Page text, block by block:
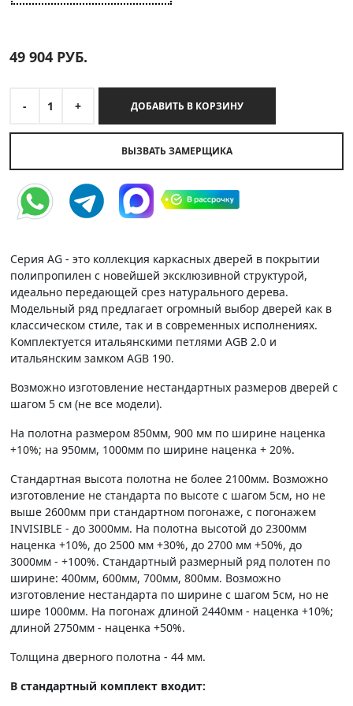
49 904 РУБ.
- 1 + ДОБАВИТЬ В КОРЗИНУ
ВЫЗВАТЬ ЗАМЕРЩИКА
Серия AG - это коллекция каркасных дверей в покрытии
полипропилен с новейшей эксклюзивной структурой,
идеально передающей срез натурального дерева.
Модельный ряд предлагает огромный выбор дверей как в
классическом стиле, так и в современных исполнениях.
Комплектуется итальянскими петлями AGB 2.0 и
итальянским замком AGB 190.
Возможно изготовление нестандартных размеров дверей с
шагом 5 см (не все модели).
На полотна размером 850мм, 900 мм по ширине наценка
+10%; на 950мм, 1000мм по ширине наценка + 20%.
Стандартная высота полотна не более 2100мм. Возможно
изготовление не стандарта по высоте с шагом 5см, но не
выше 2600мм при стандартном погонаже, с погонажем
INVISIBLE - до 3000мм. На полотна высотой до 2300мм
наценка +10%, до 2500 мм +30%, до 2700 мм +50%, до
3000мм - +100%. Стандартный размерный ряд полотен по
ширине: 400мм, 600мм, 700мм, 800мм. Возможно
изготовление нестандарта по ширине с шагом 5см, но не
шире 1000мм. На погонаж длиной 2440мм - наценка +10%;
длиной 2750мм - наценка +50%.
Толщина дверного полотна - 44 мм.
В стандартный комплект входит: